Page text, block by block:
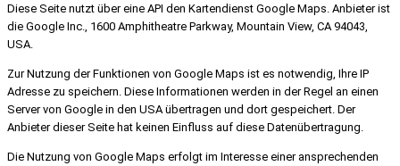
Diese Seite nutzt über eine API den Kartendienst Google Maps. Anbieter ist
die Google Inc., 1600 Amphitheatre Parkway, Mountain View, CA 94043,
USA.
Zur Nutzung der Funktionen von Google Maps ist es notwendig, Ihre IP
Adresse zu speichern. Diese Informationen werden in der Regel an einen
Server von Google in den USA übertragen und dort gespeichert. Der
Anbieter dieser Seite hat keinen Einfluss auf diese Datenübertragung.
Die Nutzung von Google Maps erfolgt im Interesse einer ansprechenden